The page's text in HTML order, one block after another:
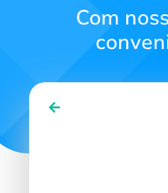
Com